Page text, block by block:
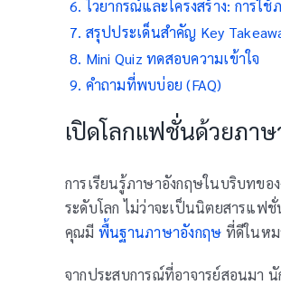
ไวยากรณ์และโครงสร้าง: การใ
สรุปประเด็นสำคัญ Key
Mini Quiz ทดสอบความเข้าใจ
คำถามที่พบบ่อย (FAQ)
เปิดโลกแฟชั่นด้วยภาษ
การเรียนรู้ภาษาอังกฤษในบริบทขอ
ระดับโลก ไม่ว่าจะเป็นนิตยสารแฟ
คุณมี พื้นฐานภาษาอังกฤษ ที่ดีในหม
จากประสบการณ์ที่อาจารย์สอนมา